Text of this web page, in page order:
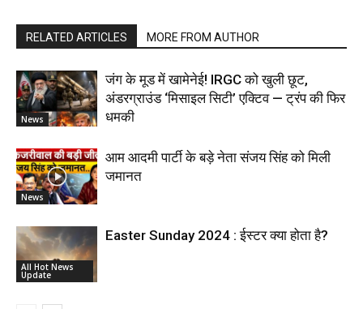
RELATED ARTICLES MORE FROM AUTHOR
News
जंग के मूड में खामेनेई! IRGC को खुली छूट,
अंडरग्राउंड ‘मिसाइल सिटी’ एक्टिव — ट्रंप की फिर
धमकी
News
आम आदमी पार्टी के बड़े नेता संजय सिंह को मिली
जमानत
All Hot News
Update
Easter Sunday 2024 : ईस्टर क्या होता है?